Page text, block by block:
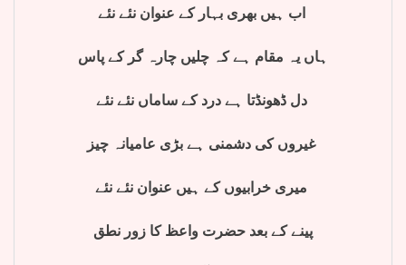
ہاں یہ مقام ہے کہ چلیں چارہ گر کے پاس
دل ڈھونڈتا ہے درد کے ساماں نئے نئے
غیروں کی دشمنی ہے بڑی عامیانہ چیز
پینے کے بعد حضرت واعظ کا زور نطق